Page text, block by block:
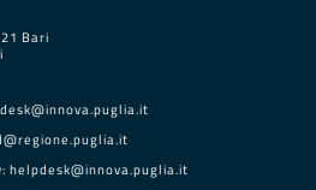
Bari
helpdesk@innova.puglia.it